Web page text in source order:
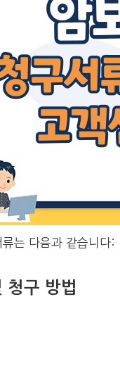
는 다음과 같습니다:
청구 방법